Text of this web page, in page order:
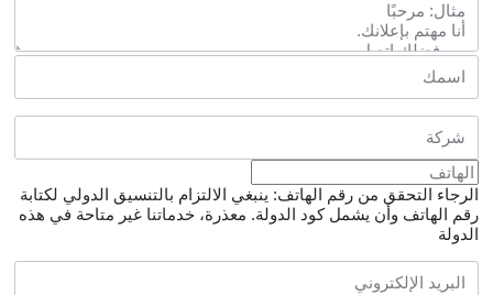
الرجاء التحقق من رقم الهاتف: ينبغي الالتزام بالتنسيق الدولي لكتابة
رقم الهاتف وأن يشمل كود الدولة. معذرة، خدماتنا غير متاحة في هذه
الدولة